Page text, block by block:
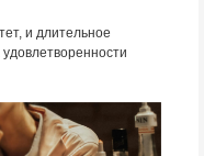
и длительное